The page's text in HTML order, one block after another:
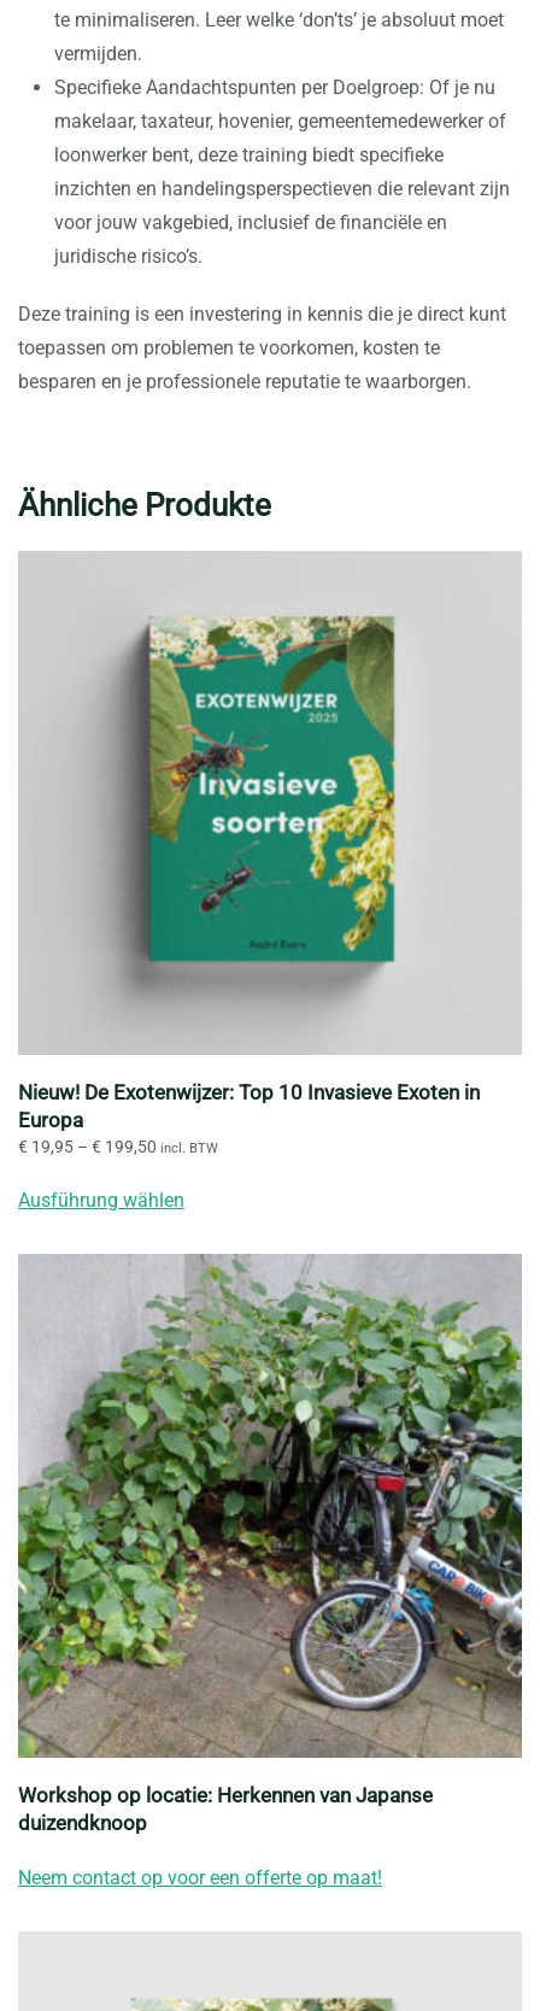
te minimaliseren. Leer welke ‘don’ts’ je absoluut moet
vermijden.
Specifieke Aandachtspunten per Doelgroep: Of je nu
makelaar, taxateur, hovenier, gemeentemedewerker of
loonwerker bent, deze training biedt specifieke
inzichten en handelingsperspectieven die relevant zijn
voor jouw vakgebied, inclusief de financiële en
juridische risico’s.
Deze training is een investering in kennis die je direct kunt
toepassen om problemen te voorkomen, kosten te
besparen en je professionele reputatie te waarborgen.
Ähnliche Produkte
Nieuw! De Exotenwijzer: Top 10 Invasieve Exoten in
Europa
€ 19,95 – € 199,50 Preisspanne:
bis
incl. BTW
Ausführung wählenProdukt
mehrere
Varianten
auf.
Die
Optionen
können
auf
der
Produktseite
gewählt
werden
Workshop op locatie: Herkennen van Japanse
duizendknoop
Neem contact op voor een offerte op maat!